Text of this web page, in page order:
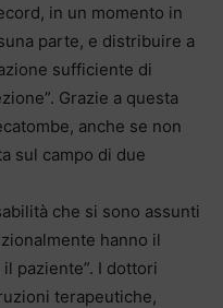
in un momento in
parte, e distribuire a
sufficiente di
Grazie a questa
anche se non
sul campo di due
che si sono assunti
hanno il
paziente”. I dottori
terapeutiche,